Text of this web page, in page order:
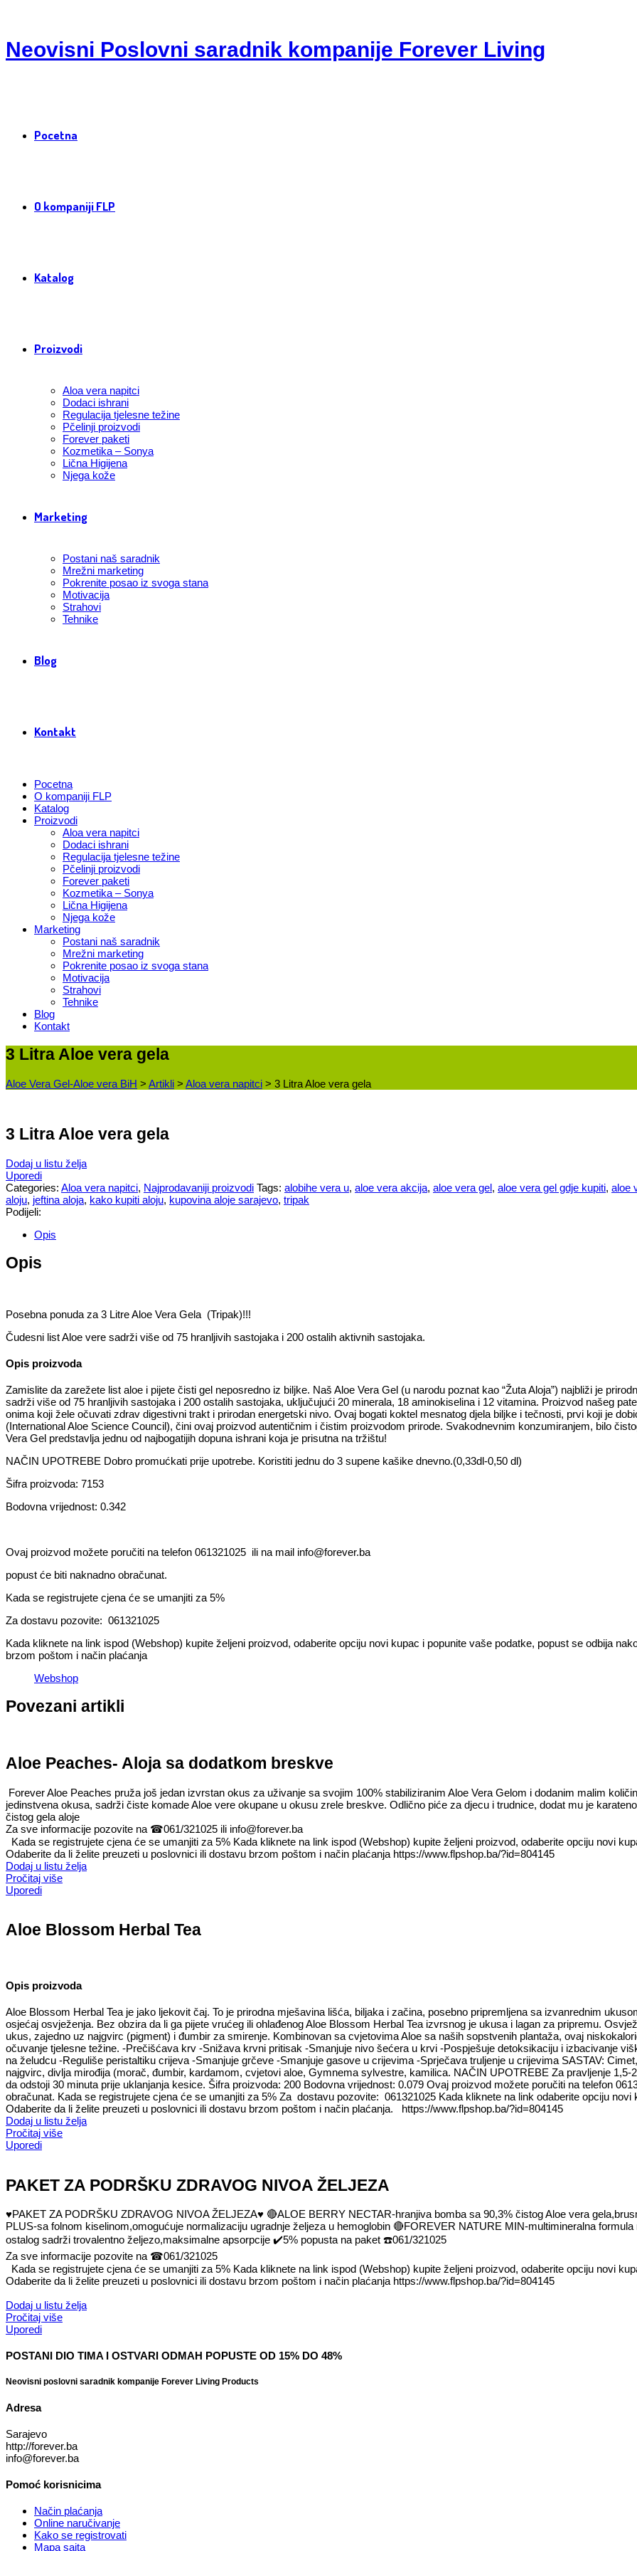
Neovisni Poslovni saradnik kompanije Forever Living
Pocetna
O kompaniji FLP
Katalog
Proizvodi
Aloa vera napitci
Dodaci ishrani
Regulacija tjelesne težine
Pčelinji proizvodi
Forever paketi
Kozmetika – Sonya
Lična Higijena
Njega kože
Marketing
Postani naš saradnik
Mrežni marketing
Pokrenite posao iz svoga stana
Motivacija
Strahovi
Tehnike
Blog
Kontakt
Pocetna
O kompaniji FLP
Katalog
Proizvodi
Aloa vera napitci
Dodaci ishrani
Regulacija tjelesne težine
Pčelinji proizvodi
Forever paketi
Kozmetika – Sonya
Lična Higijena
Njega kože
Marketing
Postani naš saradnik
Mrežni marketing
Pokrenite posao iz svoga stana
Motivacija
Strahovi
Tehnike
Blog
Kontakt
3 Litra Aloe vera gela
Aloe Vera Gel-Aloe vera BiH > Artikli > Aloa vera napitci > 3 Litra Aloe vera gela
3 Litra Aloe vera gela
Dodaj u listu želja
Uporedi
Categories: Aloa vera napitci, Najprodavaniji proizvodi Tags: alobihe vera u, aloe vera akcija, aloe vera gel, aloe vera gel gdje kupiti, aloe
aloju, jeftina aloja, kako kupiti aloju, kupovina aloje sarajevo, tripak
Podijeli:
Opis
Opis
Posebna ponuda za 3 Litre Aloe Vera Gela (Tripak)!!!
Čudesni list Aloe vere sadrži više od 75 hranljivih sastojaka i 200 ostalih aktivnih sastojaka.
Opis proizvoda
Zamislite da zarežete list aloe i pijete čisti gel neposredno iz biljke. Naš Aloe Vera Gel (u narodu poznat kao “Žuta Aloja”) najbliži je
sadrži više od 75 hranljivih sastojaka i 200 ostalih sastojaka, uključujući 20 minerala, 18 aminokiselina i 12 vitamina. Proizvod našeg
onima koji žele očuvati zdrav digestivni trakt i prirodan energetski nivo. Ovaj bogati koktel mesnatog djela biljke i tečnosti, prvi koji je
(International Aloe Science Council), čini ovaj proizvod autentičnim i čistim proizvodom prirode. Svakodnevnim konzumiranjem, bilo
Vera Gel predstavlja jednu od najbogatijih dopuna ishrani koja je prisutna na tržištu!
NAČIN UPOTREBE Dobro promućkati prije upotrebe. Koristiti jednu do 3 supene kašike dnevno.(0,33dl-0,50 dl)
Šifra proizvoda: 7153
Bodovna vrijednost: 0.342
Ovaj proizvod možete poručiti na telefon 061321025 ili na mail info@forever.ba
popust će biti naknadno obračunat.
Kada se registrujete cjena će se umanjiti za 5%
Za dostavu pozovite: 061321025
Kada kliknete na link ispod (Webshop) kupite željeni proizvod, odaberite opciju novi kupac i popunite vaše podatke, popust se odbija
brzom poštom i način plaćanja
Webshop
Povezani artikli
Aloe Peaches- Aloja sa dodatkom breskve
Forever Aloe Peaches pruža još jedan izvrstan okus za uživanje sa svojim 100% stabiliziranim Aloe Vera Gelom i dodanim malim
jedinstvena okusa, sadrži čiste komade Aloe vere okupane u okusu zrele breskve. Odlično piće za djecu i trudnice, dodat mu je
čistog gela aloje
Za sve informacije pozovite na ☎061/321025 ili info@forever.ba
Kada se registrujete cjena će se umanjiti za 5% Kada kliknete na link ispod (Webshop) kupite željeni proizvod, odaberite opciju novi
Odaberite da li želite preuzeti u poslovnici ili dostavu brzom poštom i način plaćanja https://www.flpshop.ba/?id=804145
Dodaj u listu želja
Pročitaj više
Uporedi
Aloe Blossom Herbal Tea
Opis proizvoda
Aloe Blossom Herbal Tea je jako ljekovit čaj. To je prirodna mješavina lišća, biljaka i začina, posebno pripremljena sa izvanrednim
osjećaj osvježenja. Bez obzira da li ga pijete vrućeg ili ohlađenog Aloe Blossom Herbal Tea izvrsnog je ukusa i lagan za pripremu.
ukus, zajedno uz najgvirc (pigment) i đumbir za smirenje. Kombinovan sa cvjetovima Aloe sa naših sopstvenih plantaža, ovaj
očuvanje tjelesne težine. -Prečišćava krv -Snižava krvni pritisak -Smanjuje nivo šećera u krvi -Pospješuje detoksikaciju i izbacivanje
na želudcu -Reguliše peristaltiku crijeva -Smanjuje grčeve -Smanjuje gasove u crijevima -Sprječava truljenje u crijevima SASTAV:
najgvirc, divlja mirođija (morač, đumbir, kardamom, cvjetovi aloe, Gymnema sylvestre, kamilica. NAČIN UPOTREBE Za pravljenje
da odstoji 30 minuta prije uklanjanja kesice. Šifra proizvoda: 200 Bodovna vrijednost: 0.079 Ovaj proizvod možete poručiti na telefon
obračunat. Kada se registrujete cjena će se umanjiti za 5% Za dostavu pozovite: 061321025 Kada kliknete na link odaberite opciju
Odaberite da li želite preuzeti u poslovnici ili dostavu brzom poštom i način plaćanja. https://www.flpshop.ba/?id=804145
Dodaj u listu želja
Pročitaj više
Uporedi
PAKET ZA PODRŠKU ZDRAVOG NIVOA ŽELJEZA
♥️PAKET ZA PODRŠKU ZDRAVOG NIVOA ŽELJEZA♥️ 🔴ALOE BERRY NECTAR-hranjiva bomba sa 90,3% čistog Aloe vera
PLUS-sa folnom kiselinom,omogućuje normalizaciju ugradnje željeza u hemoglobin 🔴FOREVER NATURE MIN-multimineralna
ostalog sadrži trovalentno željezo,maksimalne apsorpcije ✔️5% popusta na paket ☎️061/321025
Za sve informacije pozovite na ☎061/321025
Kada se registrujete cjena će se umanjiti za 5% Kada kliknete na link ispod (Webshop) kupite željeni proizvod, odaberite opciju novi
Odaberite da li želite preuzeti u poslovnici ili dostavu brzom poštom i način plaćanja https://www.flpshop.ba/?id=804145
Dodaj u listu želja
Pročitaj više
Uporedi
POSTANI DIO TIMA I OSTVARI ODMAH POPUSTE OD 15% DO 48%
Neovisni poslovni saradnik kompanije Forever Living Products
Adresa
Sarajevo
http://forever.ba
info@forever.ba
Pomoć korisnicima
Način plaćanja
Online naručivanje
Kako se registrovati
Mapa sajta